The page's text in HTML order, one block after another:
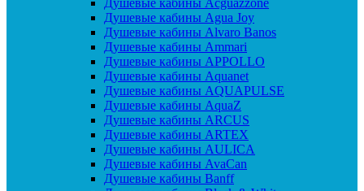
Душевые кабины Acguazzone
Душевые кабины Agua Joy
Душевые кабины Alvaro Banos
Душевые кабины Ammari
Душевые кабины APPOLLO
Душевые кабины Aquanet
Душевые кабины AQUAPULSE
Душевые кабины AquaZ
Душевые кабины ARCUS
Душевые кабины ARTEX
Душевые кабины AULICA
Душевые кабины AvaCan
Душевые кабины Banff